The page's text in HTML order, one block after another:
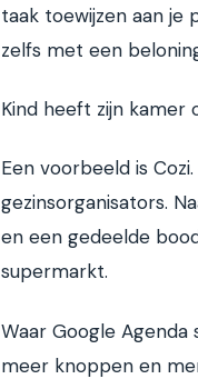
taak toewijzen aan je
zelfs met een
Kind heeft zijn kamer
Een voorbeeld is
gezinsorganisators.
en een gedeelde
supermarkt.
Waar Google Agenda
meer knoppen en